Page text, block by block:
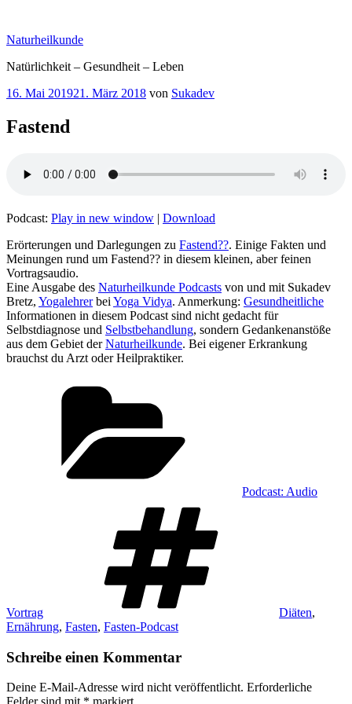
springen
Naturheilkunde
Natürlichkeit – Gesundheit – Leben
Veröffentlicht
16. Mai 201921. März 2018 von Sukadev
Fastend
Podcast: Play in new window | Download
Erörterungen und Darlegungen zu Fastend??. Einige Fakten und
Meinungen rund um Fastend?? in diesem kleinen, aber feinen
Vortragsaudio.
Eine Ausgabe des Naturheilkunde Podcasts von und mit Sukadev
Bretz, Yogalehrerbei Yoga Vidya. Anmerkung: Gesundheitliche
Informationen in diesem Podcast sind nicht gedacht für
Selbstdiagnose und Selbstbehandlung, sondern Gedankenanstöße
aus dem Gebiet derNaturheilkunde. Bei eigener Erkrankung
brauchst du Arzt oder Heilpraktiker.
Podcast: Audio
Vortrag Diäten,
Ernährung, Fasten, Fasten-Podcast
Schreibe einen Kommentar
Deine E-Mail-Adresse wird nicht veröffentlicht. Erforderliche